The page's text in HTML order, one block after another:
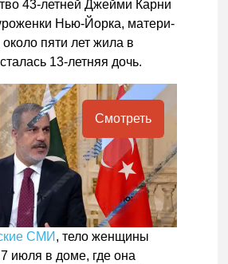
43-летней Джейми Карни
Нью-Йорка, матери-
пяти лет жила в
13-летняя дочь.
Смотреть
СМИ , тело женщины
июля в доме, где она